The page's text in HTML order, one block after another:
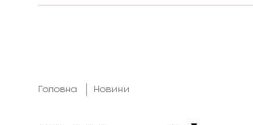
Головна Новини